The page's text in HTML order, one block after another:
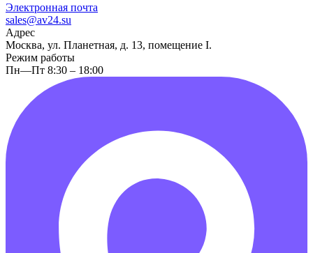
Электронная почта
sales@av24.su
Адрес
Москва, ул. Планетная, д. 13, помещение I.
Режим работы
Пн—Пт 8:30 – 18:00